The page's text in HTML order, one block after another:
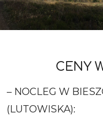
CENY
– NOCLEG W
(LUTOWISKA):